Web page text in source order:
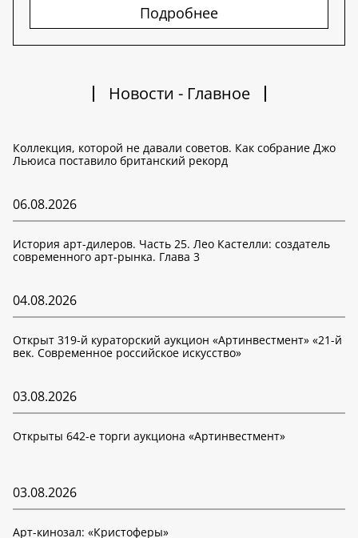
Подробнее
Новости - Главное
Коллекция, которой не давали советов. Как собрание Джо
Льюиса поставило британский рекорд
06.08.2026
История арт-дилеров. Часть 25. Лео Кастелли: создатель
современного арт-рынка. Глава 3
04.08.2026
Открыт 319-й кураторский аукцион «Артинвестмент» «21-й
век. Современное российское искусство»
03.08.2026
Открыты 642-е торги аукциона «Артинвестмент»
03.08.2026
Арт-кинозал: «Кристоферы»